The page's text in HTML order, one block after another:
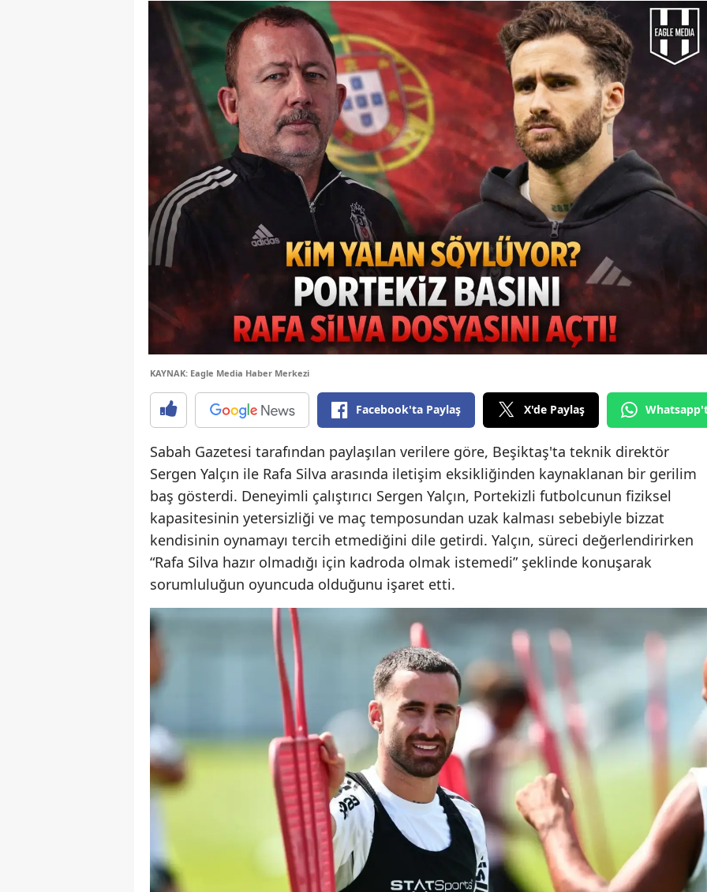
KAYNAK: Eagle Media Haber Merkezi
Facebook'ta Paylaş X'de Paylaş
Sabah Gazetesi tarafından paylaşılan verilere göre, Beşiktaş'ta teknik direktör
Sergen Yalçın ile Rafa Silva arasında iletişim eksikliğinden kaynaklanan bir gerilim
baş gösterdi. Deneyimli çalıştırıcı Sergen Yalçın, Portekizli futbolcunun fiziksel
kapasitesinin yetersizliği ve maç temposundan uzak kalması sebebiyle bizzat
kendisinin oynamayı tercih etmediğini dile getirdi. Yalçın, süreci değerlendirirken
“Rafa Silva hazır olmadığı için kadroda olmak istemedi” şeklinde konuşarak
sorumluluğun oyuncuda olduğunu işaret etti.